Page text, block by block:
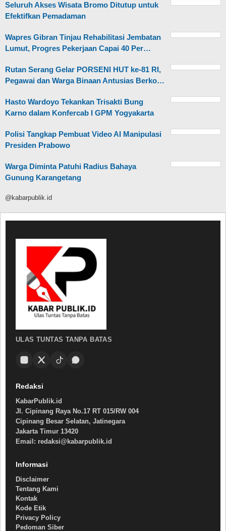
Seluruh Akses Wisata Bromo Ditutup untuk
Efektifkan Pemadaman
Wapres Gibran Tinjau Rehabilitasi Jembatan
Lumut, Progres Pekerjaan Capai 40 Per…
Rutan Serang Gelar PORSENI HUT ke-81 RI,
Pegawai dan Warga Binaan Antusias Berko…
Hasto Wardoyo Tekankan Trisakti Bung
Karno dalam Konfercab I GPM Yogyakarta
Polisi Tangkap Pembuat Video AI Manipulasi
Presiden Prabowo
Warga Diminta Patuhi Radius Bahaya
Gunung Karangetang
@kabarpublik.id
ULAS TUNTAS TANPA BATAS
Redaksi
KabarPublik.id
Jl. Cipinang Raya No.17 RT 015/RW 004
Cipinang Besar Selatan, Jatinegara
Jakarta Timur 13420
Email: redaksi@kabarpublik.id
Informasi
Disclaimer
Tentang Kami
Kontak
Kode Etik
Privacy Policy
Pedoman Siber